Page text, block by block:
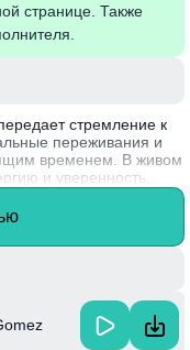
странице. Также
стремление к
переживания и
временем. В живом
и уверенность,
возможностей.
каждым моментом
представлена
одной из любимых
ритм и